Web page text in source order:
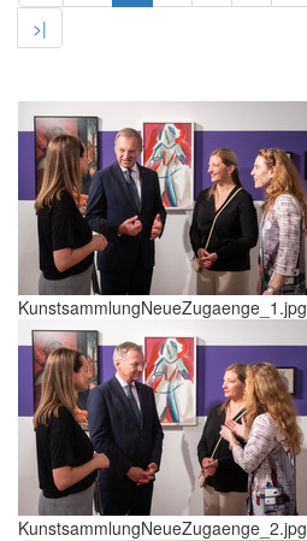
>|
KunstsammlungNeueZugaenge_1.jpg
KunstsammlungNeueZugaenge_2.jpg